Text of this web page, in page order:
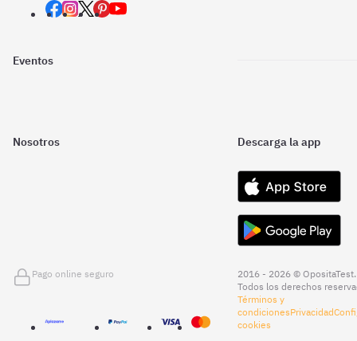
Eventos
Nosotros Descarga la app
Pago online seguro
2016 - 2026 © OpositaTest.
Todos los derechos
Términos y
condicionesPrivacidad
cookies